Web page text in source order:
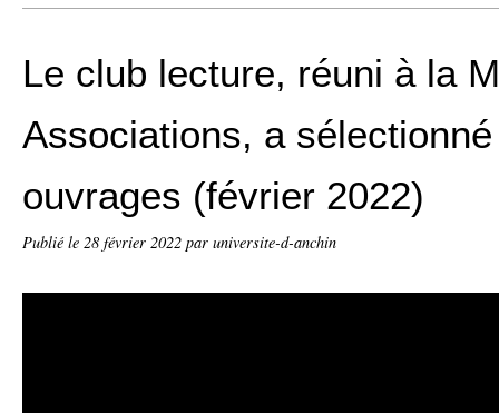
Le club lecture, réuni à la
Associations, a
ouvrages (février 2022)
Publié le 28 février 2022 par universite-d-anchin